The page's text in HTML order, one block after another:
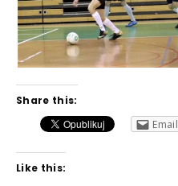
Share this:
Email
Like this: